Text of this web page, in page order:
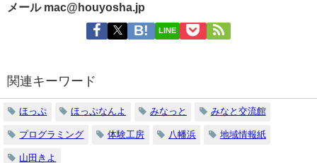
メール mac@houyosha.jp
LINE
関連キーワード
ほっぷ ほっぷなんよ みなっと みなと交流館
プログラミング 体験工房 八幡浜 地域情報紙
山田きよ